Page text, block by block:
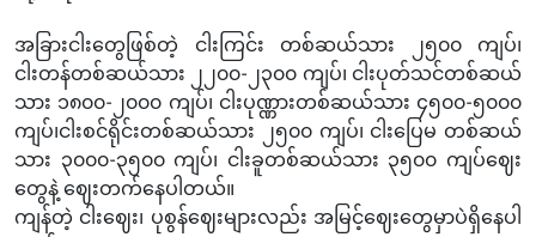
အခြားငါးတွေဖြစ်တဲ့ ငါးကြင်း တစ်ဆယ်သား ၂၅၀၀ ကျပ်၊
ငါးတန်တစ်ဆယ်သား ၂၂၀၀-၂၃၀၀ ကျပ်၊ ငါးပုတ်သင်တစ်ဆယ်
သား ၁၈၀၀-၂၀၀၀ ကျပ်၊ ငါးပုဏ္ဏားတစ်ဆယ်သား ၄၅၀၀-၅၀၀၀
ကျပ်၊ငါးစင်ရိုင်းတစ်ဆယ်သား ၂၅၀၀ ကျပ်၊ ငါးပြေမ တစ်ဆယ်
သား ၃၀၀၀-၃၅၀၀ ကျပ်၊ ငါးခူတစ်ဆယ်သား ၃၅၀၀ ကျပ်ဈေး
တွေနဲ့ ဈေးတက်နေပါတယ်။
ကျန်တဲ့ ငါးဈေး၊ ပုစွန်ဈေးများလည်း အမြင့်ဈေးတွေမှာပဲရှိနေပါ